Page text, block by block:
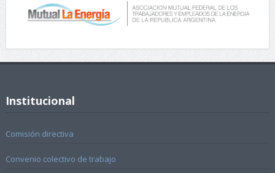
Institucional
Comisión directiva
Convenio colectivo de trabajo